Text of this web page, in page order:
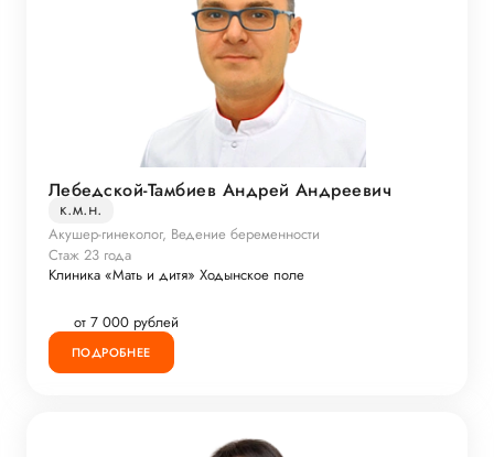
Лебедской-Тамбиев Андрей Андреевич
к.м.н.
Акушер-гинеколог, Ведение беременности
Стаж 23 года
Клиника «Мать и дитя» Ходынское поле
от 7 000 рублей
ПОДРОБНЕЕ